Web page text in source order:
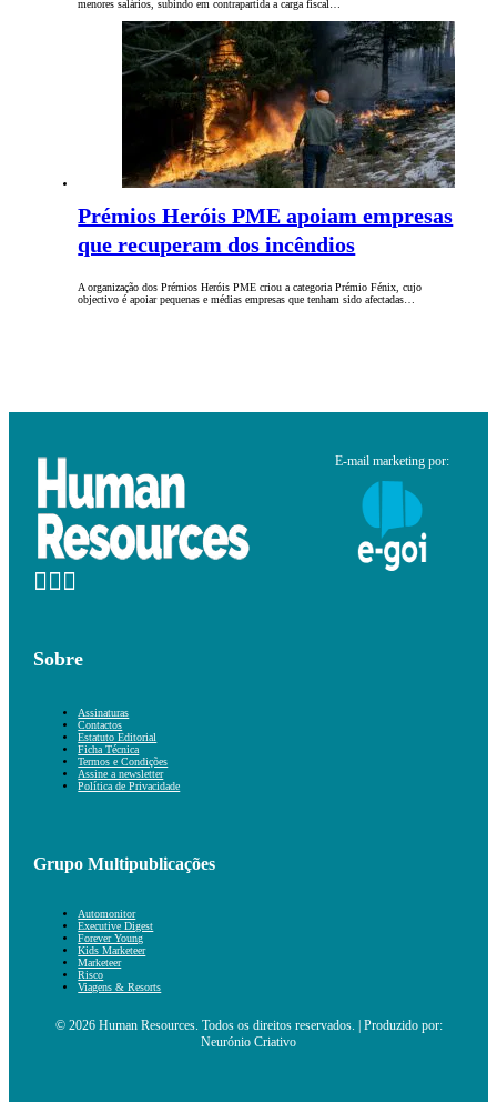
menores salários, subindo em contrapartida a carga fiscal…
Prémios Heróis PME apoiam empresas
que recuperam dos incêndios
A organização dos Prémios Heróis PME criou a categoria Prémio Fénix, cujo
objectivo é apoiar pequenas e médias empresas que tenham sido afectadas…
E-mail marketing por:
Sobre
Assinaturas
Contactos
Estatuto Editorial
Ficha Técnica
Termos e Condições
Assine a newsletter
Política de Privacidade
Grupo Multipublicações
Automonitor
Executive Digest
Forever Young
Kids Marketeer
Marketeer
Risco
Viagens & Resorts
© 2026 Human Resources. Todos os direitos reservados. | Produzido por:
Neurónio Criativo